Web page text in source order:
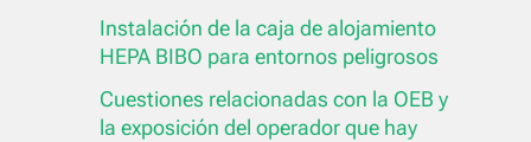
Instalación de la caja de alojamiento
HEPA BIBO para entornos peligrosos
Cuestiones relacionadas con la OEB y
la exposición del operador que hay